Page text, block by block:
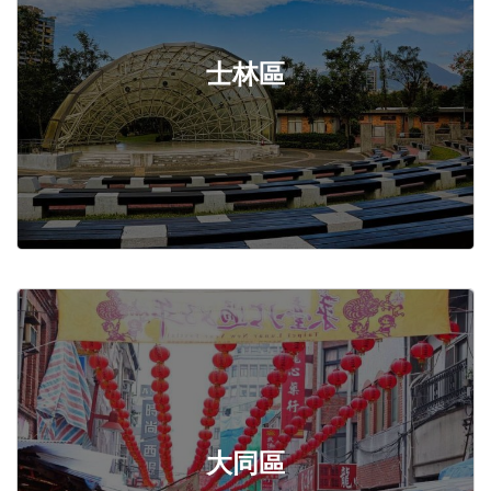
士林區
大同區